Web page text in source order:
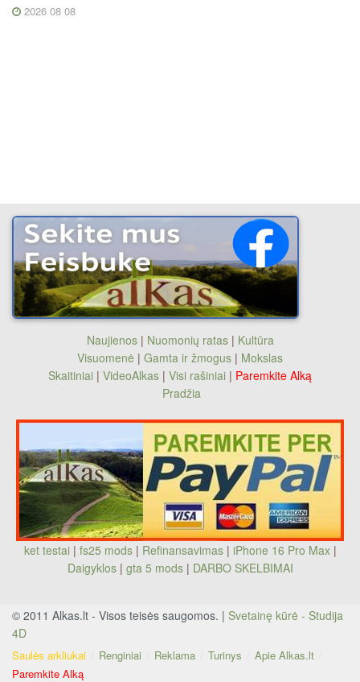
2026 08 08
Naujienos| Nuomonių ratas| Kultūra
Visuomenė | Gamta ir žmogus | Mokslas
Skaitiniai | VideoAlkas | Visi rašiniai | Paremkite Alką
Pradžia
ket testai | fs25 mods| Refinansavimas| iPhone 16 Pro Max|
Daigyklos| gta 5 mods | DARBO SKELBIMAI
© 2011 Alkas.lt - Visos teisės saugomos. | Svetainę kūrė - Studija
4D
Saulės arkliukai Renginiai Reklama Turinys
Apie Alkas.lt
Paremkite Alką